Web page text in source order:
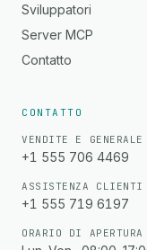
Sviluppatori
Server MCP
Contatto
CONTATTO
VENDITE E GENERALE
+1 555 706 4469
ASSISTENZA CLIENTI
+1 555 719 6197
ORARIO DI APERTURA